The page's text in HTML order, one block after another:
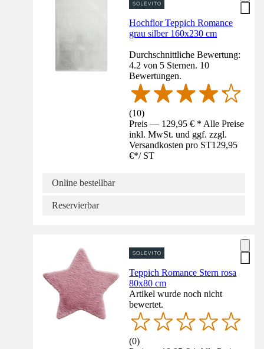
Hochflor Teppich Romance
grau silber 160x230 cm
Durchschnittliche Bewertung:
4.2 von 5 Sternen. 10
Bewertungen.
(10)
Preis — 129,95 € * Alle Preise
inkl. MwSt. und ggf. zzgl.
Versandkosten pro ST129,95
€*/ ST
Online bestellbar
Reservierbar
Teppich Romance Stern rosa
80x80 cm
Artikel wurde noch nicht
bewertet.
(0)